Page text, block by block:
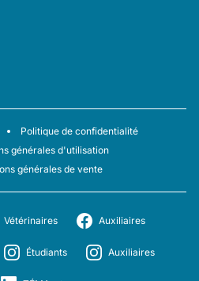
Politique de confidentialité
générales d'utilisation
générales de vente
Vétérinaires Auxiliaires
Étudiants Auxiliaires